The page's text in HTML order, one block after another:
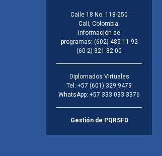
Calle 18 No. 118-250
Cali, Colombia.
Información de
programas: (602) 485-11 92
(60-2) 321-82 00
Diplomados Virtuales
Tel: +57 (601) 329 9479
WhatsApp: +57 333 033 3376
Gestión de PQRSFD